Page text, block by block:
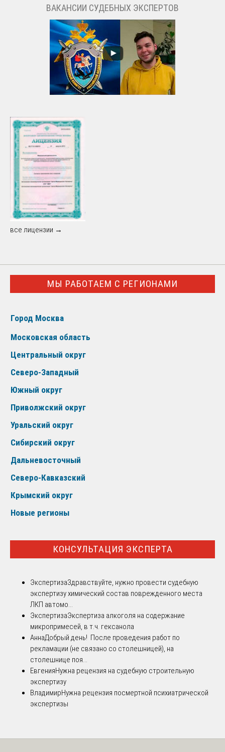
ВАКАНСИИ СУДЕБНЫХ ЭКСПЕРТОВ
все лицензии →
МЫ РАБОТАЕМ С РЕГИОНАМИ
Город Москва
Московская область
Центральный округ
Северо-Западный
Южный округ
Приволжский округ
Уральский округ
Сибирский округ
Дальневосточный
Северо-Кавказский
Крымский округ
Новые регионы
КОНСУЛЬТАЦИЯ ЭКСПЕРТА
ЭкспертизаЗдравствуйте, нужно провести судебную
экспертизу химический состав поврежденного места
ЛКП автомо...
ЭкспертизаЭкспертиза алкоголя на содержание
микропримесей, в т.ч. гексанола
АннаДобрый день! После проведения работ по
рекламации (не связано со столешницей), на
столешнице поя...
ЕвгенияНужна рецензия на судебную строительную
экспертизу
ВладимирНужна рецензия посмертной психиатрической
экспертизы